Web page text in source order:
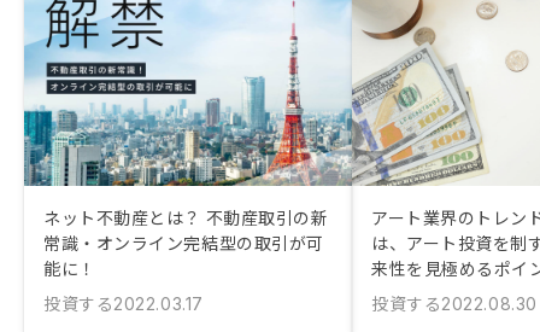
ネット不動産とは？ 不動産取引の新
常識・オンライン完結型の取引が可
能に！
投資する2022.03.17
アート業界のトレン
は、アート投資を制
来性を見極めるポイ
投資する2022.08.30